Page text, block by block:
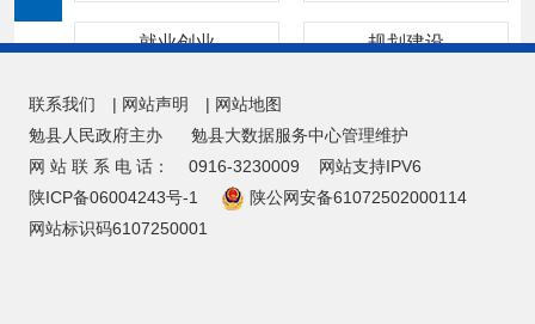
就业创业 规划建设
环保绿化
旅游观光 生育收养
准营准办
联系我们 | 网站声明 | 网站地图
勉县人民政府主办
勉县大数据服务中心管理维护
网 站 联 系 电 话：
0916-3230009
网站支持IPV6
陕ICP备06004243号-1
陕公网安备61072502000114
网站标识码6107250001